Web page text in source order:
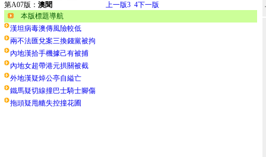
第A07版： 澳聞 上一版3 4下一版
本版標題導航
漢坦病毒澳傳風險較低
兩不法匯兌案三換錢黨被拘
內地漢拾手機據己有被捕
內地女超帶港元拱關被截
外地漢疑焯公亭自縊亡
鐵馬疑切線撞巴士騎士腳傷
拖頭疑甩轆失控撞花圃